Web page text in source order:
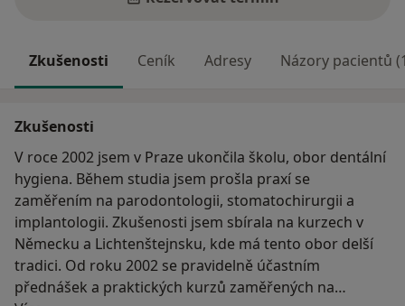
Zkušenosti Ceník Adresy Názory pacientů
Zkušenosti
V roce 2002 jsem v Praze ukončila školu, obor dentální
hygiena. Během studia jsem prošla praxí se
zaměřením na parodontologii, stomatochirurgii a
implantologii. Zkušenosti jsem sbírala na kurzech v
Německu a Lichtenštejnsku, kde má tento obor delší
tradici. Od roku 2002 se pravidelně účastním
přednášek a praktických kurzů zaměřených na